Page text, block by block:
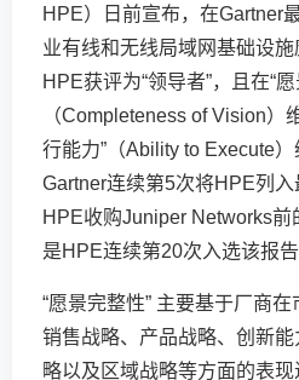
HPE）日前宣布，在Gartner
业有线和无线局域网基础设施
HPE获评为“领导者”，且在“
（Completeness of Vision）
行能力”（Ability to Execute
Gartner连续第5次将HPE列
HPE收购Juniper Networks
是HPE连续第20次入选该报告
“愿景完整性” 主要基于厂商
销售战略、产品战略、创新
略以及区域战略等方面的表现